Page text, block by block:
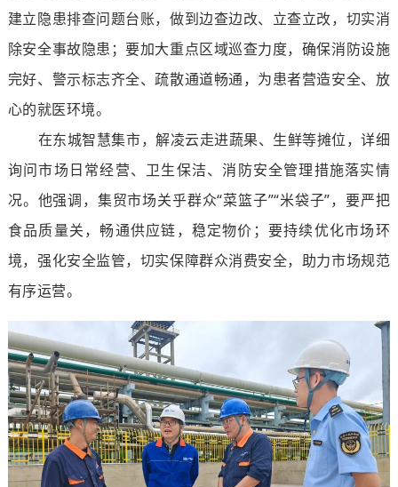
建立隐患排查问题台账，做到边查边改、立查立改，切实消
除安全事故隐患；要加大重点区域巡查力度，确保消防设施
完好、警示标志齐全、疏散通道畅通，为患者营造安全、放
心的就医环境。
在东城智慧集市，解凌云走进蔬果、生鲜等摊位，详细
询问市场日常经营、 卫生保洁、消防安全管理措施落实情
况。 他强调，集贸市场关乎群众“菜篮子”“米袋子”，要严把
食品质量关，畅通供应链，稳定物价； 要持续优化市场环
境，强化安全监管，切实保障群众消费安全，助力市场规范
有序运营。